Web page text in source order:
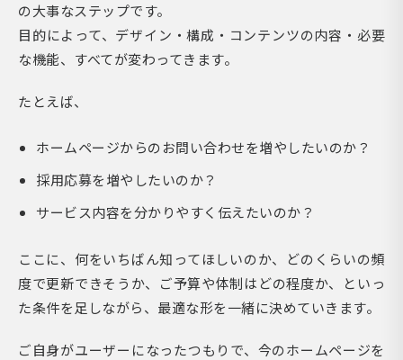
の大事なステップです。
目的によって、デザイン・構成・コンテンツの内容・必要
な機能、すべてが変わってきます。
たとえば、
ホームページからのお問い合わせを増やしたいのか？
採用応募を増やしたいのか？
サービス内容を分かりやすく伝えたいのか？
ここに、何をいちばん知ってほしいのか、どのくらいの頻
度で更新できそうか、ご予算や体制はどの程度か、といっ
た条件を足しながら、最適な形を一緒に決めていきます。
ご自身がユーザーになったつもりで、今のホームページを